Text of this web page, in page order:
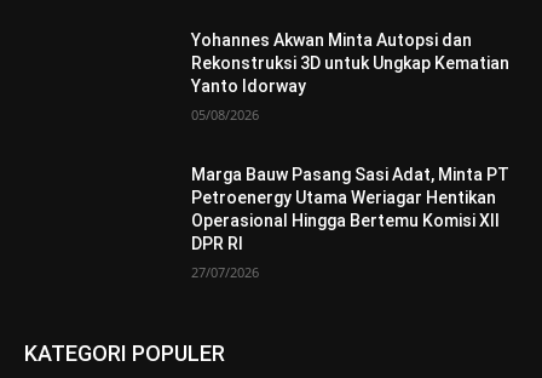
Yohannes Akwan Minta Autopsi dan
Rekonstruksi 3D untuk Ungkap Kematian
Yanto Idorway
05/08/2026
Marga Bauw Pasang Sasi Adat, Minta PT
Petroenergy Utama Weriagar Hentikan
Operasional Hingga Bertemu Komisi XII
DPR RI
27/07/2026
KATEGORI POPULER